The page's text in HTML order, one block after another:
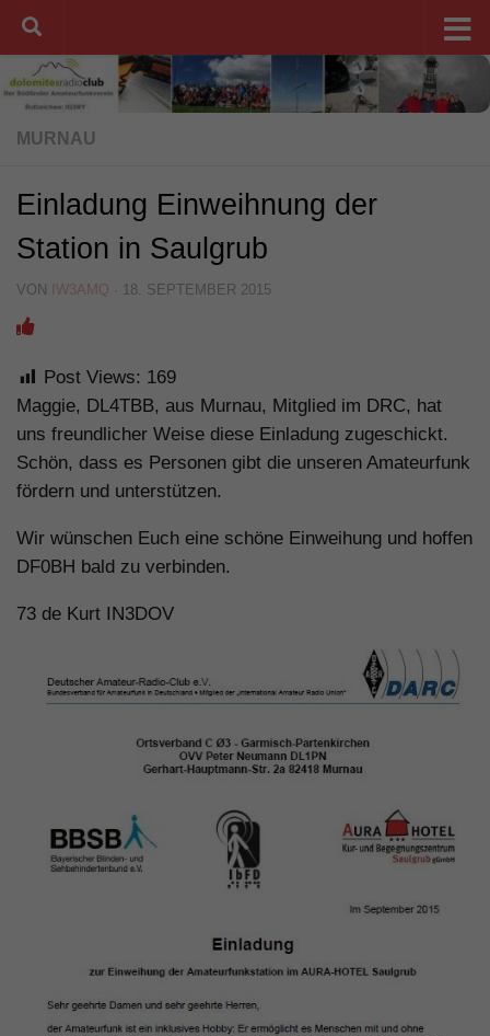
Unter dem Inhalt
MURNAU
Einladung Einweihnung der
Station in Saulgrub
VON IW3AMQ · 18. SEPTEMBER 2015
Post Views: 169
Maggie, DL4TBB, aus Murnau, Mitglied im DRC, hat
uns freundlicher Weise diese Einladung zugeschickt.
Schön, dass es Personen gibt die unseren Amateurfunk
fördern und unterstützen.
Wir wünschen Euch eine schöne Einweihung und hoffen
DF0BH bald zu verbinden.
73 de Kurt IN3DOV